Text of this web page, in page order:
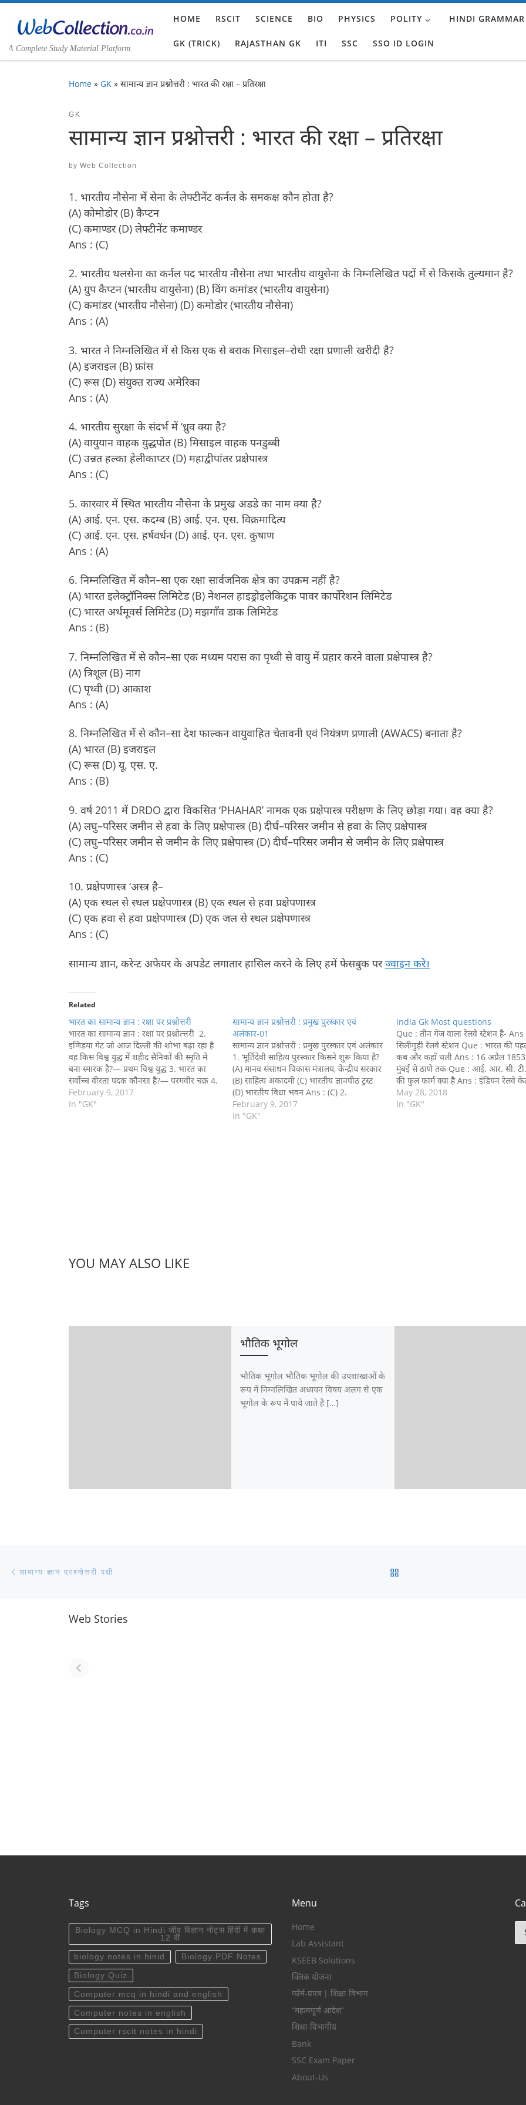
Skip to content
A Complete Study Material Platform
HOME RSCIT SCIENCE BIO PHYSICS POLITY HINDI GRAMMAR
GK (TRICK) RAJASTHAN GK ITI SSC SSO ID LOGIN
Home » GK » सामान्य ज्ञान प्रश्नोत्तरी : भारत की रक्षा – प्रतिरक्षा
GK
सामान्य ज्ञान प्रश्नोत्तरी : भारत की रक्षा – प्रतिरक्षा
by Web Collection
1. भारतीय नौसेना में सेना के लेफ्टीनेंट कर्नल के समकक्ष कौन होता है?
(A) कोमोडोर (B) कैप्टन
(C) कमाण्डर (D) लेफ्टीनेंट कमाण्डर
Ans : (C)
2. भारतीय थलसेना का कर्नल पद भारतीय नौसेना तथा भारतीय वायुसेना के निम्नलिखित पदों में से किसके तुल्यमान है?
(A) ग्रुप कैप्टन (भारतीय वायुसेना) (B) विंग कमांडर (भारतीय वायुसेना)
(C) कमांडर (भारतीय नौसेना) (D) कमोडोर (भारतीय नौसेना)
Ans : (A)
3. भारत ने निम्नलिखित में से किस एक से बराक मिसाइल–रोधी रक्षा प्रणाली खरीदी है?
(A) इजराइल (B) फ्रांस
(C) रूस (D) संयुक्त राज्य अमेरिका
Ans : (A)
4. भारतीय सुरक्षा के संदर्भ में ‘ध्रुव क्या है?
(A) वायुयान वाहक युद्धपोत (B) मिसाइल वाहक पनडुब्बी
(C) उन्नत हल्का हेलीकाप्टर (D) महाद्वीपांतर प्रक्षेपास्त्र
Ans : (C)
5. कारवार में स्थित भारतीय नौसेना के प्रमुख अडडे का नाम क्या है?
(A) आई. एन. एस. कदम्ब (B) आई. एन. एस. विक्रमादित्य
(C) आई. एन. एस. हर्षवर्धन (D) आई. एन. एस. कुषाण
Ans : (A)
6. निम्नलिखित में कौन–सा एक रक्षा सार्वजनिक क्षेत्र का उपक्रम नहीं है?
(A) भारत इलेक्ट्रॉनिक्स लिमिटेड (B) नेशनल हाइड्रोइलेकिट्रक पावर कार्पोरेशन लिमिटेड
(C) भारत अर्थमूवर्स लिमिटेड (D) मझगाँव डाक लिमिटेड
Ans : (B)
7. निम्नलिखित में से कौन–सा एक मध्यम परास का पृथ्वी से वायु में प्रहार करने वाला प्रक्षेपास्त्र है?
(A) त्रिशूल (B) नाग
(C) पृथ्वी (D) आकाश
Ans : (A)
8. निम्नलिखित में से कौन–सा देश फाल्कन वायुवाहित चेतावनी एवं नियंत्रण प्रणाली (AWACS) बनाता है?
(A) भारत (B) इजराइल
(C) रूस (D) यू. एस. ए.
Ans : (B)
9. वर्ष 2011 में DRDO द्वारा विकसित ‘PHAHAR’ नामक एक प्रक्षेपास्त्र परीक्षण के लिए छोड़ा गया। वह क्या है?
(A) लघु–परिसर जमीन से हवा के लिए प्रक्षेपास्त्र (B) दीर्घ–परिसर जमीन से हवा के लिए प्रक्षेपास्त्र
(C) लघु–परिसर जमीन से जमीन के लिए प्रक्षेपास्त्र (D) दीर्घ–परिसर जमीन से जमीन के लिए प्रक्षेपास्त्र
Ans : (C)
10. प्रक्षेपणास्त्र ‘अस्त्र है–
(A) एक स्थल से स्थल प्रक्षेपणास्त्र (B) एक स्थल से हवा प्रक्षेपणास्त्र
(C) एक हवा से हवा प्रक्षेपणास्त्र (D) एक जल से स्थल प्रक्षेपणास्त्र
Ans : (C)
सामान्य ज्ञान, करेन्ट अफेयर के अपडेट लगातार हासिल करने के लिए हमें फेसबुक परज्वाइन करे।
Related
भारत का सामान्य ज्ञान : रक्षा पर प्रश्नोत्तरी
भारत का सामान्य ज्ञान : रक्षा पर प्रश्नोत्त्तरी 2.
इणिडया गेट जो आज दिल्ली की शोभा बढ़ा रहा है
वह किस विश्व युद्ध में शहीद सैनिकों की स्मृति में
बना स्मारक है?— प्रथम विश्व युद्ध 3. भारत का
सर्वोच्च वीरता पदक कौनसा है?— परमवीर चक्र 4.
राष्ट्रीय रक्षा अकादमी (…
February 9, 2017
In "GK"
सामान्य ज्ञान प्रश्नोत्तरी : प्रमुख पुरस्कार एवं
अलंकार-01
सामान्य ज्ञान प्रश्नोत्तरी : प्रमुख पुरस्कार एवं अलंकार
1. ‘मूर्तिदेवी साहित्य पुरस्कार किसने शुरू किया है?
(A) मानव संसाधन विकास मंत्रालय, केन्द्रीय सरकार
(B) साहित्य अकादमी (C) भारतीय ज्ञानपीठ ट्रस्ट
(D) भारतीय विधा भवन Ans : (C) 2.
निम्नलिखित में से किसने कम से कम दो बार नोबेल
पुरस्कार प्राप्त…
February 9, 2017
In "GK"
India Gk Most questions
Que : तीन गेज वाला रेलवे स्टेशन है- Ans
सिलीगुड़ी रेलवे स्टेशन Que : भारत की
कब और कहाँ चली Ans : 16 अप्रैल
मुंबई से ठाणे तक Que : आई. आर. सी.
की फुल फार्म क्या है Ans : इंडियन रेलवे
May 28, 2018
In "GK"
YOU MAY ALSO LIKE
भौतिक भूगोल
भौतिक भूगोल भौतिक भूगोल की उपशाखाओं के
रूप में निम्नलिखित अध्ययन विषय अलग से एक
भूगोल के रूप में पाये जाते है […]
Post navigation
सामान्य ज्ञान प्रश्नोत्तरी पक्षी
Web Stories
(राजस्थान) |
Tags
Biology MCQ in Hindi जीव विज्ञान नोट्स हिंदी में कक्षा
12 वीं
biology notes in hinid Biology PDF Notes
Biology Quiz
Computer mcq in hindi and english
Computer notes in english
Computer rscit notes in hindi
Menu
Home
Lab Assistant
KSEEB Solutions
क्लिक योजना
फॉर्म-प्रपत्र | शिक्षा विभाग
“महत्वपूर्ण आदेश”
शिक्षा विभागीय
Bank
SSC Exam Paper
About-Us